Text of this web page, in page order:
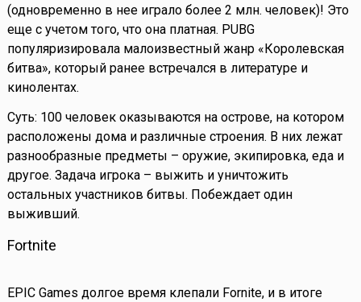
(одновременно в нее играло более 2 млн. человек)! Это
еще с учетом того, что она платная. PUBG
популяризировала малоизвестный жанр «Королевская
битва», который ранее встречался в литературе и
кинолентах.
Суть: 100 человек оказываются на острове, на котором
расположены дома и различные строения. В них лежат
разнообразные предметы – оружие, экипировка, еда и
другое. Задача игрока – выжить и уничтожить
остальных участников битвы. Побеждает один
выживший.
Fortnite
EPIC Games долгое время клепали Fornite, и в итоге